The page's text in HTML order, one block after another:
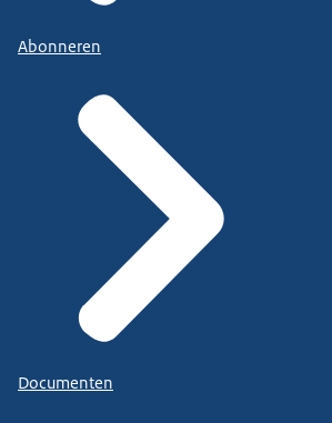
Abonneren
Documenten